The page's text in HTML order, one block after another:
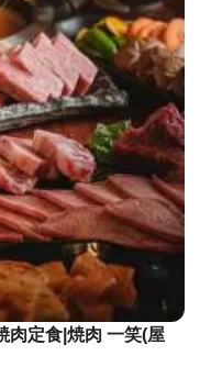
肉定食|焼肉 一笑(屋